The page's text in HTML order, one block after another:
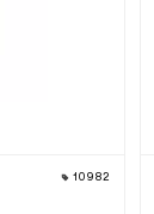
10982